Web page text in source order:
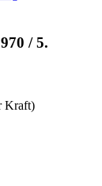
/ 5.
Kraft)